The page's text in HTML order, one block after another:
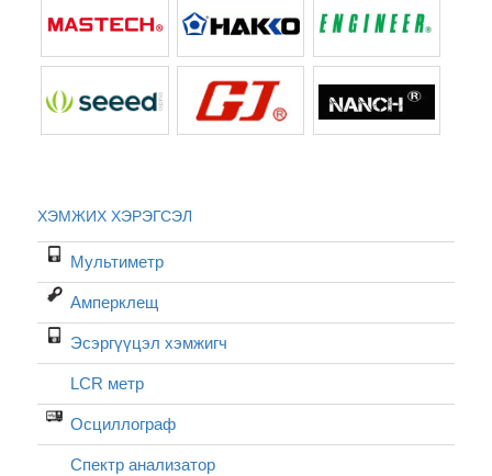
ХЭМЖИХ ХЭРЭГСЭЛ
Мультиметр
Амперклещ
Эсэргүүцэл хэмжигч
LCR метр
Осциллограф
Спектр анализатор